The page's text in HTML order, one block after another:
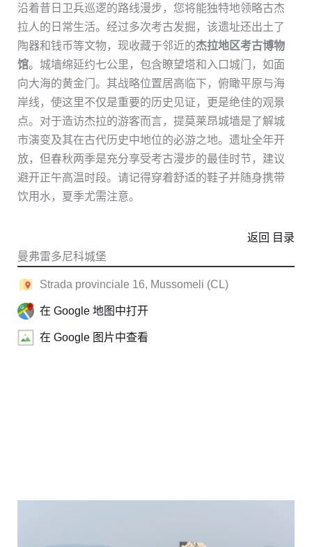
沿着昔日卫兵巡逻的路线漫步，您将能独特地领略古杰
拉人的日常生活。经过多次考古发掘，该遗址还出土了
陶器和钱币等文物，现收藏于邻近的杰拉地区考古博物
馆。城墙绵延约七公里，包含瞭望塔和入口城门，如面
向大海的黄金门。其战略位置居高临下，俯瞰平原与海
岸线，使这里不仅是重要的历史见证，更是绝佳的观景
点。对于造访杰拉的游客而言，提莫莱昂城墙是了解城
市演变及其在古代历史中地位的必游之地。遗址全年开
放，但春秋两季是充分享受考古漫步的最佳时节，建议
避开正午高温时段。请记得穿着舒适的鞋子并随身携带
饮用水，夏季尤需注意。
曼弗雷多尼科城堡
返回 目录
Strada provinciale 16, Mussomeli (CL)
在 Google 地图中打开
在 Google 图片中查看